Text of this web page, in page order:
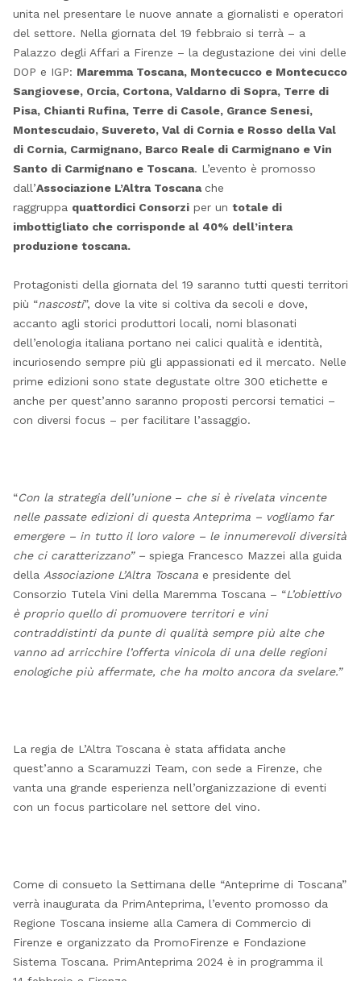
unita nel presentare le nuove annate a giornalisti e operatori
del settore. Nella giornata del 19 febbraio si terrà – a
Palazzo degli Affari a Firenze – la degustazione dei vini delle
DOP e IGP: Maremma Toscana, Montecucco e Montecucco
Sangiovese, Orcia, Cortona, Valdarno di Sopra, Terre di
Pisa, Chianti Rufina, Terre di Casole, Grance Senesi,
Montescudaio, Suvereto, Val di Cornia e Rosso della Val
di Cornia, Carmignano, Barco Reale di Carmignano e Vin
Santo di Carmignano e Toscana. L’evento è promosso
dall’Associazione L’Altra Toscana che
raggruppa quattordici Consorziper un totale di
imbottigliato che corrisponde al 40% dell’intera
produzione toscana.
Protagonisti della giornata del 19 saranno tutti questi territori
più “nascosti”, dove la vite si coltiva da secoli e dove,
accanto agli storici produttori locali, nomi blasonati
dell’enologia italiana portano nei calici qualità e identità,
incuriosendo sempre più gli appassionati ed il mercato. Nelle
prime edizioni sono state degustate oltre 300 etichette e
anche per quest’anno saranno proposti percorsi tematici –
con diversi focus – per facilitare l’assaggio.
“Con la strategia dell’unione– che si è rivelata vincente
nelle passate edizioni di questa Anteprima – vogliamo far
emergere – in tutto il loro valore – le innumerevoli diversità
che ci caratterizzano” – spiega Francesco Mazzei alla guida
della Associazione L’Altra Toscanae presidente del
Consorzio Tutela Vini della Maremma Toscana – “L’obiettivo
è proprio quello di promuovere territori e vini
contraddistinti da punte di qualità sempre più alte che
vanno ad arricchire l’offerta vinicola di una delle regioni
enologiche più affermate, che ha molto ancora da svelare.”
La regia de L’Altra Toscana è stata affidata anche
quest’anno a Scaramuzzi Team, con sede a Firenze, che
vanta una grande esperienza nell’organizzazione di eventi
con un focus particolare nel settore del vino.
Come di consueto la Settimana delle “Anteprime di Toscana”
verrà inaugurata da PrimAnteprima, l’evento promosso da
Regione Toscana insieme alla Camera di Commercio di
Firenze e organizzato da PromoFirenze e Fondazione
Sistema Toscana. PrimAnteprima 2024 è in programma il